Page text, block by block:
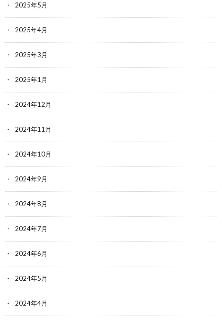
2025年5月
2025年4月
2025年3月
2025年1月
2024年12月
2024年11月
2024年10月
2024年9月
2024年8月
2024年7月
2024年6月
2024年5月
2024年4月